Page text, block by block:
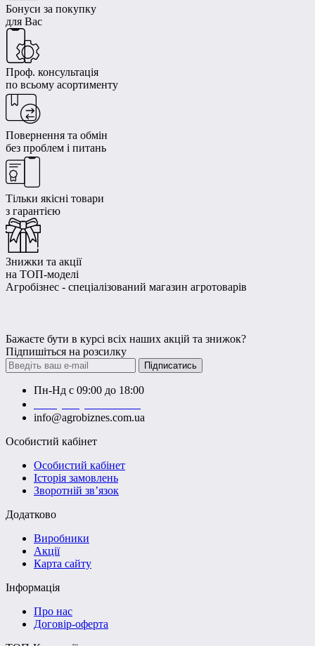
Бонуси за покупку
для Вас
Проф. консультація
по всьому асортименту
Повернення та обмін
без проблем і питань
Тільки якісні товари
з гарантією
Знижки та акції
на ТОП-моделі
Агробізнес - спеціалізований магазин агротоварів
Бажаєте бути в курсі всіх наших акцій та знижок?
Підпишіться на розсилку
Підписатись
Пн-Нд с 09:00 до 18:00
info@agrobiznes.com.ua
Особистий кабінет
Особистий кабінет
Історія замовлень
Зворотній зв’язок
Додатково
Виробники
Акції
Карта сайту
Інформація
Про нас
Договір-оферта